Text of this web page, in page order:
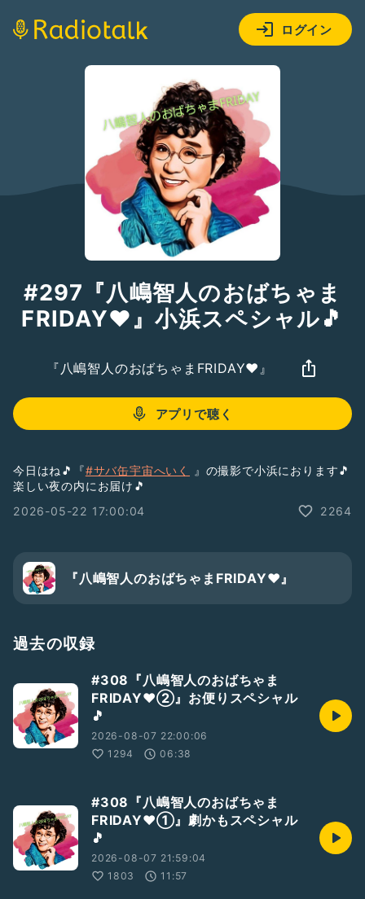
ログイン
#297『八嶋智人のおばちゃま
FRIDAY❤』小浜スペシャル🎵
『八嶋智人のおばちゃまFRIDAY❤️』
アプリで聴く
今日はね🎵『#サバ缶宇宙へいく
』の撮影で小浜におります🎵
楽しい夜の内にお届け🎵
2026-05-22 17:00:04
2264
『八嶋智人のおばちゃまFRIDAY❤️』
過去の収録
#308『八嶋智人のおばちゃま
FRIDAY❤️②』お便りスペシャル
🎵
2026-08-07 22:00:06
1294
06:38
#308『八嶋智人のおばちゃま
FRIDAY❤️①』劇かもスペシャル
🎵
2026-08-07 21:59:04
1803
11:57